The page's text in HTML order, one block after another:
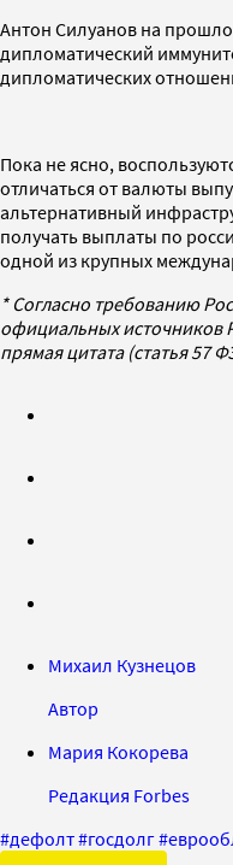
Антон Силуанов на
дипломатический
дипломатических
Пока не ясно,
отличаться от валюты
альтернативный
получать выплаты по
одной из крупных
* Согласно требованию
официальных источников
прямая цитата (статья 57
Михаил Кузнецов
Автор
Мария Кокорева
Редакция Forbes
#дефолт#госдолг#